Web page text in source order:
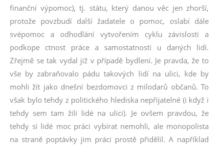
finanční výpomoc), tj. státu, který danou věc jen zhorší,
protože povzbudí další žadatele o pomoc, oslabí dále
svépomoc a odhodlání vytvořením cyklu závislosti a
podkope ctnost práce a samostatnosti u daných lidí.
Zřejmě se tak vydal již v případě bydlení. Je pravda, že to
vše by zabraňovalo pádu takových lidí na ulici, kde by
mohli žít jako dnešní bezdomovci z milodarů občanů. To
však bylo tehdy z politického hlediska nepřijatelné (i když i
tehdy sem tam žili lidé na ulici). Je ovšem pravdou, že
tehdy si lidé moc práci vybírat nemohli, ale monopolista
na straně poptávky jim práci prostě přidělil. A například